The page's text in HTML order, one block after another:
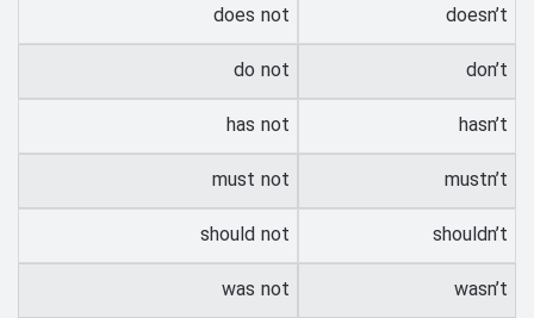
doesn’t
does not
don’t
do not
hasn’t
has not
mustn’t
must not
shouldn’t
should not
wasn’t
was not